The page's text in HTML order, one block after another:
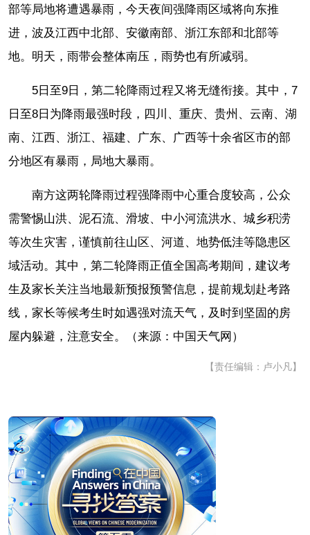
部等局地将遭遇暴雨，今天夜间强降雨区域将向东推
进，波及江西中北部、安徽南部、浙江东部和北部等
地。明天，雨带会整体南压，雨势也有所减弱。
5日至9日，第二轮降雨过程又将无缝衔接。其中，7
日至8日为降雨最强时段，四川、重庆、贵州、云南、湖
南、江西、浙江、福建、广东、广西等十余省区市的部
分地区有暴雨，局地大暴雨。
南方这两轮降雨过程强降雨中心重合度较高，公众
需警惕山洪、泥石流、滑坡、中小河流洪水、城乡积涝
等次生灾害，谨慎前往山区、河道、地势低洼等隐患区
域活动。其中，第二轮降雨正值全国高考期间，建议考
生及家长关注当地最新预报预警信息，提前规划赴考路
线，家长等候考生时如遇强对流天气，及时到坚固的房
屋内躲避，注意安全。（来源：中国天气网）
【责任编辑：卢小凡】